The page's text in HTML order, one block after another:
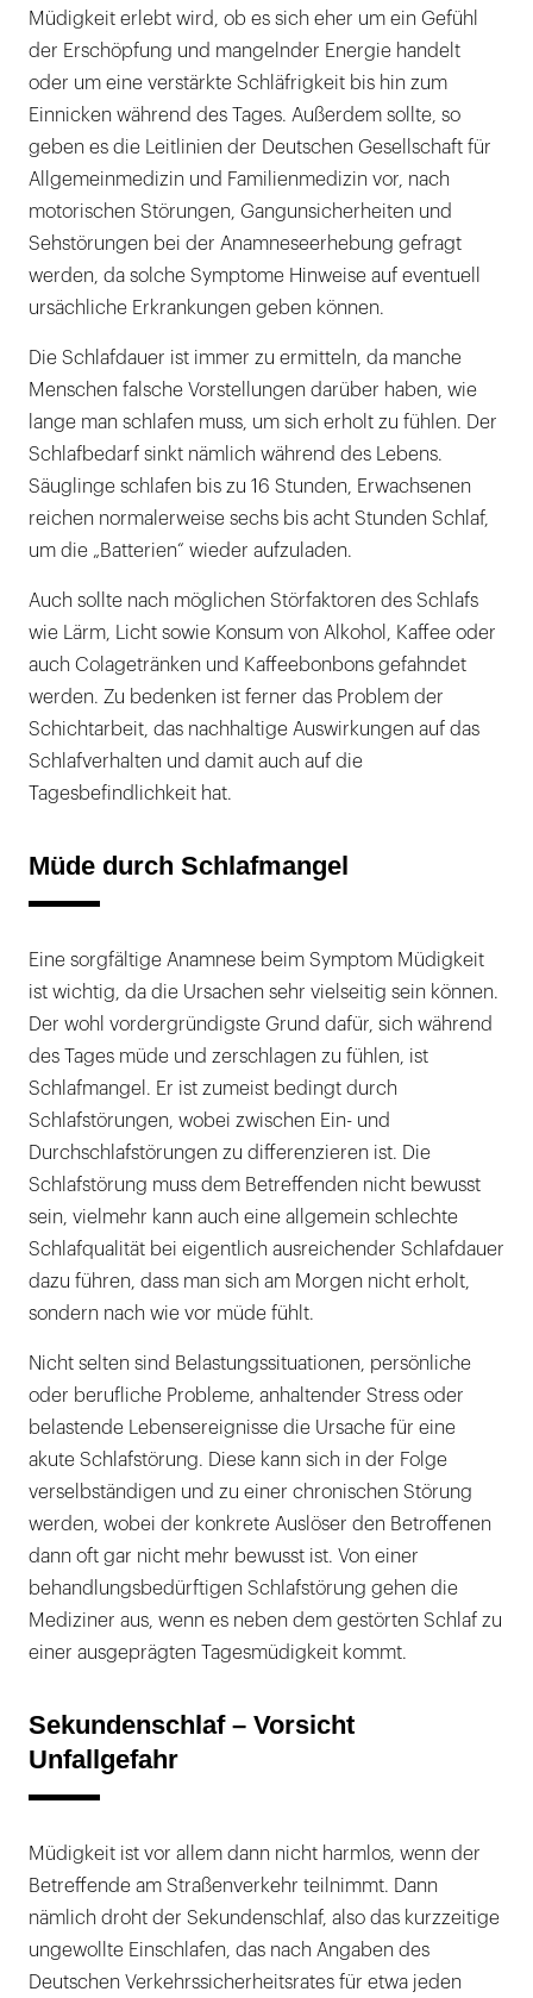
Müdigkeit erlebt wird, ob es sich eher um ein Gefühl
der Erschöpfung und mangelnder Energie handelt
oder um eine verstärkte Schläfrigkeit bis hin zum
Einnicken während des Tages. Außerdem sollte, so
geben es die Leitlinien der Deutschen Gesellschaft für
Allgemeinmedizin und Familienmedizin vor, nach
motorischen Störungen, Gangunsicherheiten und
Sehstörungen bei der Anamneseerhebung gefragt
werden, da solche Symptome Hinweise auf eventuell
ursächliche Erkrankungen geben können.
Die Schlafdauer ist immer zu ermitteln, da manche
Menschen falsche Vorstellungen darüber haben, wie
lange man schlafen muss, um sich erholt zu fühlen. Der
Schlafbedarf sinkt nämlich während des Lebens.
Säuglinge schlafen bis zu 16 Stunden, Erwachsenen
reichen normalerweise sechs bis acht Stunden Schlaf,
um die „Batterien“ wieder aufzuladen.
Auch sollte nach möglichen Störfaktoren des Schlafs
wie Lärm, Licht sowie Konsum von Alkohol, Kaffee oder
auch Colagetränken und Kaffeebonbons gefahndet
werden. Zu bedenken ist ferner das Problem der
Schichtarbeit, das nachhaltige Auswirkungen auf das
Schlafverhalten und damit auch auf die
Tagesbefindlichkeit hat.
Müde durch Schlafmangel
Eine sorgfältige Anamnese beim Symptom Müdigkeit
ist wichtig, da die Ursachen sehr vielseitig sein können.
Der wohl vordergründigste Grund dafür, sich während
des Tages müde und zerschlagen zu fühlen, ist
Schlafmangel. Er ist zumeist bedingt durch
Schlafstörungen, wobei zwischen Ein- und
Durchschlafstörungen zu differenzieren ist. Die
Schlafstörung muss dem Betreffenden nicht bewusst
sein, vielmehr kann auch eine allgemein schlechte
Schlafqualität bei eigentlich ausreichender Schlafdauer
dazu führen, dass man sich am Morgen nicht erholt,
sondern nach wie vor müde fühlt.
Nicht selten sind Belastungssituationen, persönliche
oder berufliche Probleme, anhaltender Stress oder
belastende Lebensereignisse die Ursache für eine
akute Schlafstörung. Diese kann sich in der Folge
verselbständigen und zu einer chronischen Störung
werden, wobei der konkrete Auslöser den Betroffenen
dann oft gar nicht mehr bewusst ist. Von einer
behandlungsbedürftigen Schlafstörung gehen die
Mediziner aus, wenn es neben dem gestörten Schlaf zu
einer ausgeprägten Tagesmüdigkeit kommt.
Sekundenschlaf – Vorsicht
Unfallgefahr
Müdigkeit ist vor allem dann nicht harmlos, wenn der
Betreffende am Straßenverkehr teilnimmt. Dann
nämlich droht der Sekundenschlaf, also das kurzzeitige
ungewollte Einschlafen, das nach Angaben des
Deutschen Verkehrssicherheitsrates für etwa jeden